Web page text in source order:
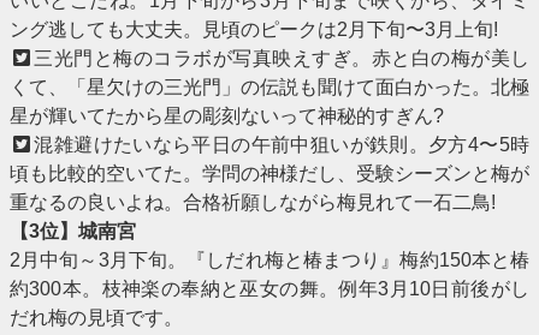
ング逃しても大丈夫。見頃のピークは2月下旬〜3月上旬!
三光門と梅のコラボが写真映えすぎ。赤と白の梅が美し
くて、「星欠けの三光門」の伝説も聞けて面白かった。北極
星が輝いてたから星の彫刻ないって神秘的すぎん?
混雑避けたいなら平日の午前中狙いが鉄則。夕方4〜5時
頃も比較的空いてた。学問の神様だし、受験シーズンと梅が
重なるの良いよね。合格祈願しながら梅見れて一石二鳥!
【3位】城南宮
2月中旬～3月下旬。『しだれ梅と椿まつり』梅約150本と椿
約300本。枝神楽の奉納と巫女の舞。例年3月10日前後がし
だれ梅の見頃です。